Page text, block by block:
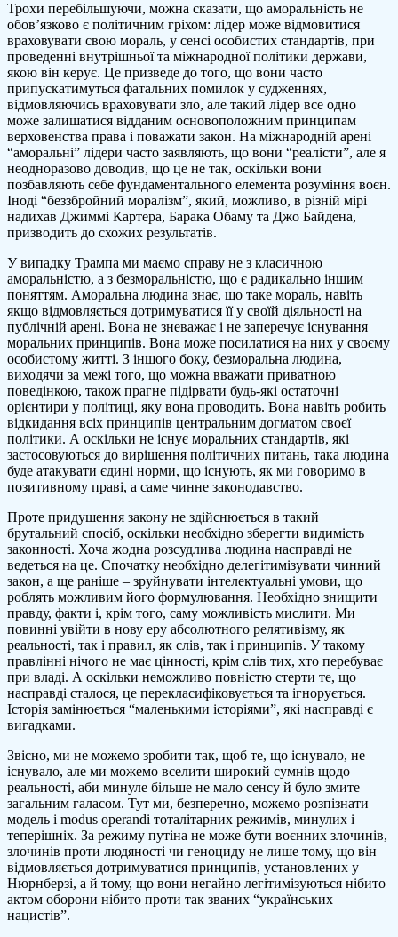
Трохи перебільшуючи, можна сказати, що аморальність не
обов’язково є політичним гріхом: лідер може відмовитися
враховувати свою мораль, у сенсі особистих стандартів, при
проведенні внутрішньої та міжнародної політики держави,
якою він керує. Це призведе до того, що вони часто
припускатимуться фатальних помилок у судженнях,
відмовляючись враховувати зло, але такий лідер все одно
може залишатися відданим основоположним принципам
верховенства права і поважати закон. На міжнародній арені
“аморальні” лідери часто заявляють, що вони “реалісти”, але я
неодноразово доводив, що це не так, оскільки вони
позбавляють себе фундаментального елемента розуміння воєн.
Іноді “беззбройний моралізм”, який, можливо, в різній мірі
надихав Джиммі Картера, Барака Обаму та Джо Байдена,
призводить до схожих результатів.
У випадку Трампа ми маємо справу не з класичною
аморальністю, а з безморальністю, що є радикально іншим
поняттям. Аморальна людина знає, що таке мораль, навіть
якщо відмовляється дотримуватися її у своїй діяльності на
публічній арені. Вона не зневажає і не заперечує існування
моральних принципів. Вона може посилатися на них у своєму
особистому житті. З іншого боку, безморальна людина,
виходячи за межі того, що можна вважати приватною
поведінкою, також прагне підірвати будь-які остаточні
орієнтири у політиці, яку вона проводить. Вона навіть робить
відкидання всіх принципів центральним догматом своєї
політики. А оскільки не існує моральних стандартів, які
застосовуються до вирішення політичних питань, така людина
буде атакувати єдині норми, що існують, як ми говоримо в
позитивному праві, а саме чинне законодавство.
Проте придушення закону не здійснюється в такий
брутальний спосіб, оскільки необхідно зберегти видимість
законності. Хоча жодна розсудлива людина насправді не
ведеться на це. Спочатку необхідно делегітимізувати чинний
закон, а ще раніше – зруйнувати інтелектуальні умови, що
роблять можливим його формулювання. Необхідно знищити
правду, факти і, крім того, саму можливість мислити. Ми
повинні увійти в нову еру абсолютного релятивізму, як
реальності, так і правил, як слів, так і принципів. У такому
правлінні нічого не має цінності, крім слів тих, хто перебуває
при владі. А оскільки неможливо повністю стерти те, що
насправді сталося, це перекласифіковується та ігнорується.
Історія замінюється “маленькими історіями”, які насправді є
вигадками.
Звісно, ми не можемо зробити так, щоб те, що існувало, не
існувало, але ми можемо вселити широкий сумнів щодо
реальності, аби минуле більше не мало сенсу й було змите
загальним галасом. Тут ми, безперечно, можемо розпізнати
модель і modus operandi тоталітарних режимів, минулих і
теперішніх. За режиму путіна не може бути воєнних злочинів,
злочинів проти людяності чи геноциду не лише тому, що він
відмовляється дотримуватися принципів, установлених у
Нюрнберзі, а й тому, що вони негайно легітимізуються нібито
актом оборони нібито проти так званих “українських
нацистів”.